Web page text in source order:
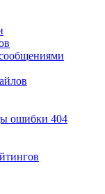
ошибки 404